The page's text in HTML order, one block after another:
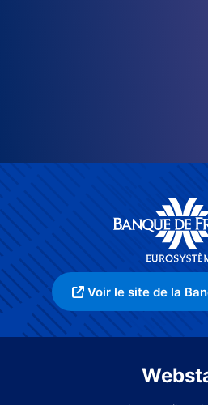
Voir le site de la